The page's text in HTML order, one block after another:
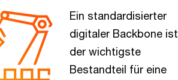
Ein standardisierter
digitaler Backbone ist
der wichtigste
Bestandteil für eine